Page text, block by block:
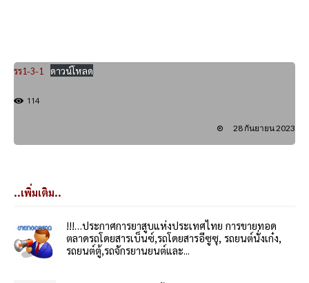
รร1-3-1 ดาวน์โหลด
114
28 กันยายน 2023
..เพิ่มเติม..
!!!…ประกาศการยาสูบแห่งประเทศไทย การขายทอด
ตลาดรถโดยสารเบ็นซ์,รถโดยสารอีซูซุ, รถยนต์นั่งเก๋ง,
รถยนต์ตู้,รถจักรยานยนต์และ...